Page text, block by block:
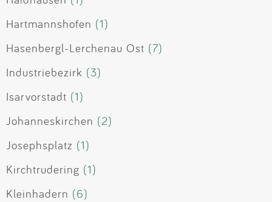
Hartmannshofen (1)
Hasenbergl-Lerchenau Ost (7)
Industriebezirk (3)
Isarvorstadt (1)
Johanneskirchen (2)
Josephsplatz (1)
Kirchtrudering (1)
Kleinhadern (6)